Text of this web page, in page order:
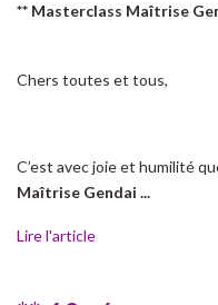
** Masterclass Maîtrise
Chers toutes et tous,
C’est avec joie et humilité
Maîtrise Gendai ...
Lire l'article